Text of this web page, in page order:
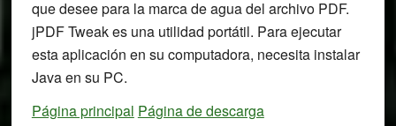
que desee para la marca de agua del archivo PDF.
jPDF Tweak es una utilidad portátil. Para ejecutar
esta aplicación en su computadora, necesita instalar
Java en su PC.
Página principal Página de descarga